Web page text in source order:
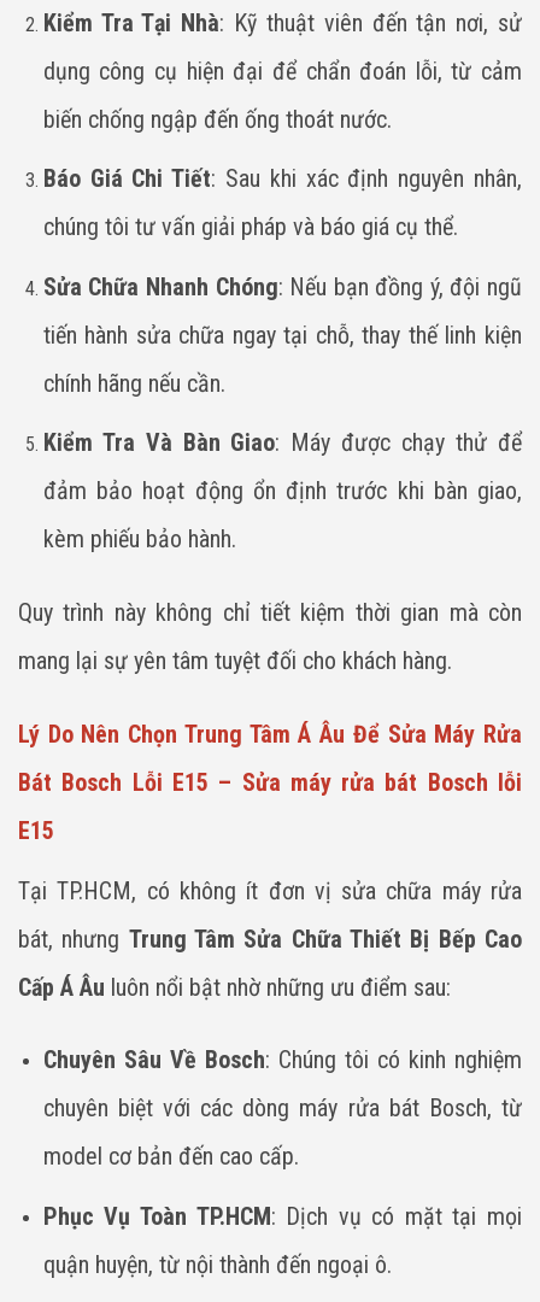
Kiểm Tra Tại Nhà: Kỹ thuật viên đến tận nơi, sử
dụng công cụ hiện đại để chẩn đoán lỗi, từ cảm
biến chống ngập đến ống thoát nước.
Báo Giá Chi Tiết: Sau khi xác định nguyên nhân,
chúng tôi tư vấn giải pháp và báo giá cụ thể.
Sửa Chữa Nhanh Chóng: Nếu bạn đồng ý, đội ngũ
tiến hành sửa chữa ngay tại chỗ, thay thế linh kiện
chính hãng nếu cần.
Kiểm Tra Và Bàn Giao: Máy được chạy thử để
đảm bảo hoạt động ổn định trước khi bàn giao,
kèm phiếu bảo hành.
Quy trình này không chỉ tiết kiệm thời gian mà còn
mang lại sự yên tâm tuyệt đối cho khách hàng.
Lý Do Nên Chọn Trung Tâm Á Âu Để Sửa Máy Rửa
Bát Bosch Lỗi E15 – Sửa máy rửa bát Bosch lỗi
E15
Tại TP.HCM, có không ít đơn vị sửa chữa máy rửa
bát, nhưng Trung Tâm Sửa Chữa Thiết Bị Bếp Cao
Cấp Á Âu luôn nổi bật nhờ những ưu điểm sau:
Chuyên Sâu Về Bosch: Chúng tôi có kinh nghiệm
chuyên biệt với các dòng máy rửa bát Bosch, từ
model cơ bản đến cao cấp.
Phục Vụ Toàn TP.HCM: Dịch vụ có mặt tại mọi
quận huyện, từ nội thành đến ngoại ô.